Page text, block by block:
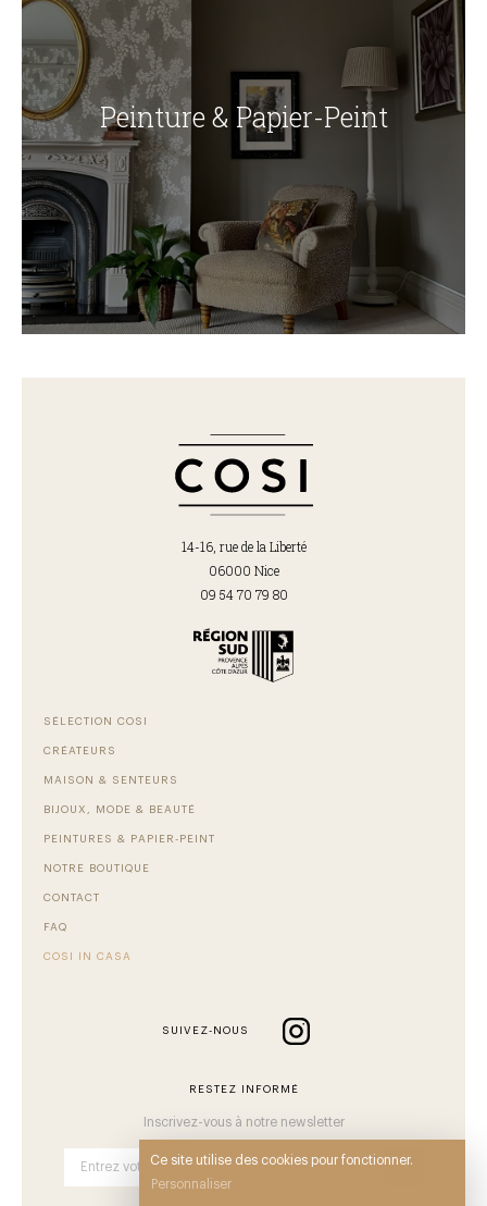
Peinture & Papier-Peint
14-16, rue de la Liberté
06000 Nice
09 54 70 79 80
SÉLECTION COSI
CRÉATEURS
MAISON & SENTEURS
BIJOUX, MODE & BEAUTÉ
PEINTURES & PAPIER-PEINT
NOTRE BOUTIQUE
CONTACT
FAQ
COSI IN CASA
SUIVEZ-NOUS
RESTEZ INFORMÉ
Inscrivez-vous à notre newsletter
OK
Ce site utilise des cookies pour fonctionner.
Personnaliser